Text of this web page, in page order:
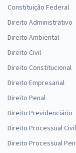
Constituição Federal
Direito Administrativo
Direito Ambiental
Direito Civil
Direito Constitucional
Direito Empresarial
Direito Penal
Direito Previdenciário
Direito Processual Civil
Direito Processual